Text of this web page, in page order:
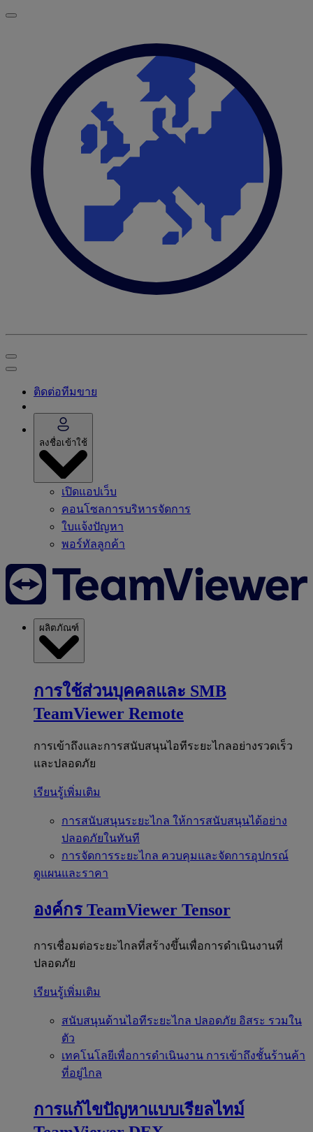
ติดต่อทีมขาย
ลงชื่อเข้าใช้
เปิดแอปเว็บ
คอนโซลการบริหารจัดการ
ใบแจ้งปัญหา
พอร์ทัลลูกค้า
ผลิตภัณฑ์
การใช้ส่วนบุคคลและ SMB
TeamViewer Remote
การเข้าถึงและการสนับสนุนไอทีระยะไกลอย่างรวดเร็ว
และปลอดภัย
เรียนรู้เพิ่มเติม
การสนับสนุนระยะไกล ให้การสนับสนุนได้อย่าง
ปลอดภัยในทันที
การจัดการระยะไกล ควบคุมและจัดการอุปกรณ์
ดูแผนและราคา
องค์กร TeamViewer Tensor
การเชื่อมต่อระยะไกลที่สร้างขึ้นเพื่อการดำเนินงานที่
ปลอดภัย
เรียนรู้เพิ่มเติม
สนับสนุนด้านไอทีระยะไกล ปลอดภัย อิสระ รวมใน
ตัว
เทคโนโลยีเพื่อการดำเนินงาน การเข้าถึงชั้นร้านค้า
ที่อยู่ไกล
การแก้ไขปัญหาแบบเรียลไทม์